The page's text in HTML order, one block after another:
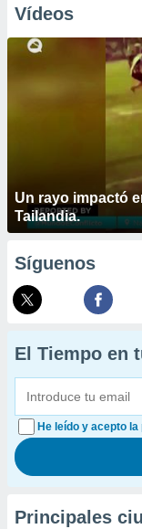
Vídeos
Un rayo impactó
Tailandia.
Síguenos
El Tiempo en
He leído y acepto
Principales